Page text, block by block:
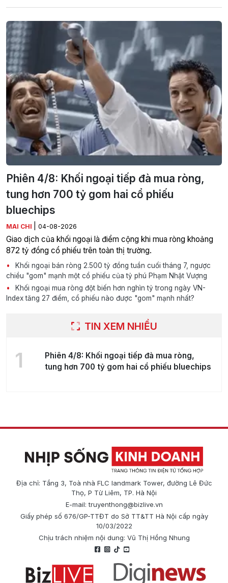
Phiên 4/8: Khối ngoại tiếp đà mua ròng,
tung hơn 700 tỷ gom hai cổ phiếu
bluechips
MAI CHI 04-08-2026
Giao dịch của khối ngoại là điểm cộng khi mua ròng khoảng
872 tỷ đồng cổ phiếu trên toàn thị trường.
Khối ngoại bán ròng 2.500 tỷ đồng tuần cuối tháng 7, ngược
chiều "gom" mạnh một cổ phiếu của tỷ phú Phạm Nhật Vượng
Khối ngoại mua ròng đột biến hơn nghìn tỷ trong ngày VN-
Index tăng 27 điểm, cổ phiếu nào được "gom" mạnh nhất?
TIN XEM NHIỀU
1
Phiên 4/8: Khối ngoại tiếp đà mua ròng,
tung hơn 700 tỷ gom hai cổ phiếu bluechips
Địa chỉ: Tầng 3, Toà nhà FLC landmark Tower, đường Lê Đức
Thọ, P Từ Liêm, TP. Hà Nội
E-mail:truyenthong@bizlive.vn
Giấy phép số 676/GP-TTĐT do Sở TT&TT Hà Nội cấp ngày
10/03/2022
Chịu trách nhiệm nội dung: Vũ Thị Hồng Nhung